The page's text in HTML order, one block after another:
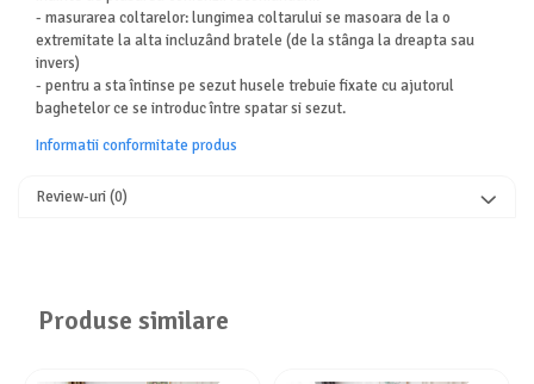
- masurarea coltarelor: lungimea coltarului se masoara de la o
extremitate la alta incluzând bratele (de la stânga la dreapta sau
invers)
- pentru a sta întinse pe sezut husele trebuie fixate cu ajutorul
baghetelor ce se introduc între spatar si sezut.
Informatii conformitate produs
Review-uri(0)
Produse similare